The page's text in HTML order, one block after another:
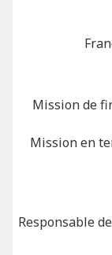
Mission de
Mission en
Responsable